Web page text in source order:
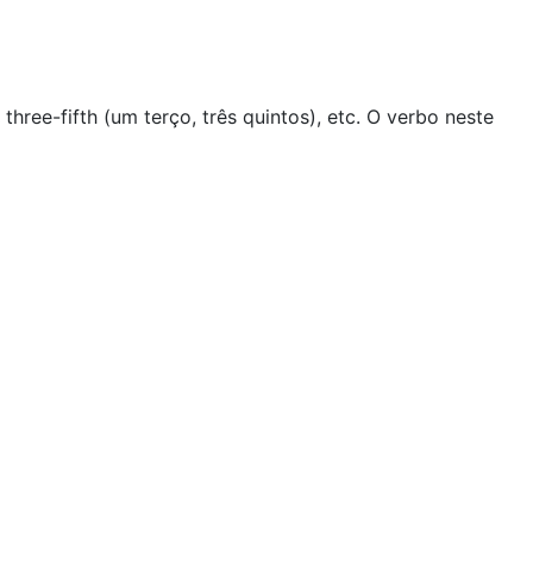
fifth (um terço, três quintos), etc. O verbo neste